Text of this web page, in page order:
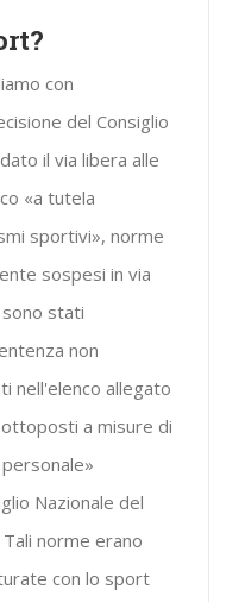
con
del Consiglio
il via libera alle
«a tutela
sportivi», norme
sospesi in via
stati
non
nell'elenco allegato
a misure di
Nazionale del
norme erano
con lo sport